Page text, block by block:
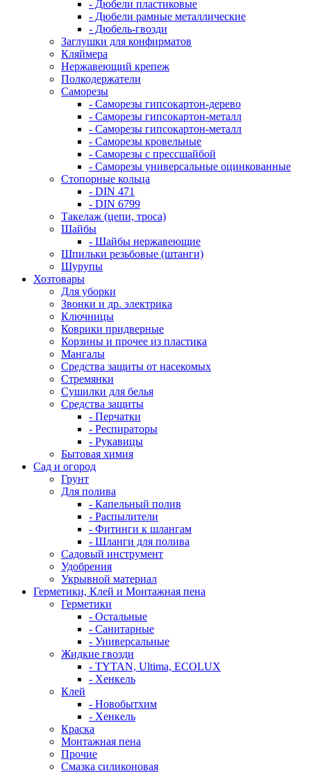
- Дюбели пластиковые
- Дюбели рамные металлические
- Дюбель-гвозди
Заглушки для конфирматов
Кляймера
Нержавеющий крепеж
Полкодержатели
Саморезы
- Саморезы гипсокартон-дерево
- Саморезы гипсокартон-металл
- Саморезы гипсокартон-металл
- Саморезы кровельные
- Саморезы с прессшайбой
- Саморезы универсальные оцинкованные
Стопорные кольца
- DIN 471
- DIN 6799
Такелаж (цепи, троса)
Шайбы
- Шайбы нержавеющие
Шпильки резьбовые (штанги)
Шурупы
Хозтовары
Для уборки
Звонки и др. электрика
Ключницы
Коврики придверные
Корзины и прочее из пластика
Мангалы
Средства защиты от насекомых
Стремянки
Сушилки для белья
Средства защиты
- Перчатки
- Респираторы
- Рукавицы
Бытовая химия
Сад и огород
Грунт
Для полива
- Капельный полив
- Распылители
- Фитинги к шлангам
- Шланги для полива
Садовый инструмент
Удобрения
Укрывной материал
Герметики, Клей и Монтажная пена
Герметики
- Остальные
- Санитарные
- Универсальные
Жидкие гвозди
- TYTAN, Ultima, ECOLUX
- Хенкель
Клей
- Новобытхим
- Хенкель
Краска
Монтажная пена
Прочие
Смазка силиконовая